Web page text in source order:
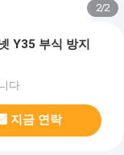
2/2
Y35 부식 방지
다
지금 연락